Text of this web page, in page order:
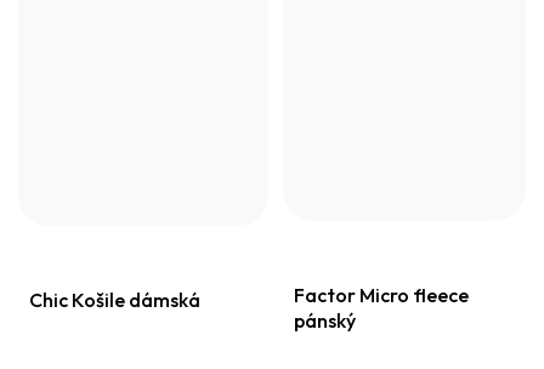
Chic Košile dámská
Factor Micro fleece
pánský